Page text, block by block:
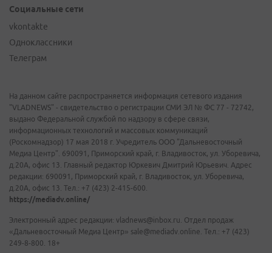
Социальные сети
vkontakte
Одноклассники
Телеграм
На данном сайте распространяется информация сетевого издания
"VLADNEWS" - свидетельство о регистрации СМИ ЭЛ № ФС 77 - 72742,
выдано Федеральной службой по надзору в сфере связи,
информационных технологий и массовых коммуникаций
(Роскомнадзор) 17 мая 2018 г. Учредитель ООО "Дальневосточный
Медиа Центр". 690091, Приморский край, г. Владивосток, ул. Уборевича,
д.20А, офис 13. Главный редактор Юркевич Дмитрий Юрьевич. Адрес
редакции: 690091, Приморский край, г. Владивосток, ул. Уборевича,
д.20А, офис 13. Тел.: +7 (423) 2-415-600.
https://mediadv.online/
Электронный адрес редакции: vladnews@inbox.ru. Отдел продаж
«Дальневосточный Медиа Центр» sale@mediadv.online. Тел.: +7 (423)
249-8-800. 18+